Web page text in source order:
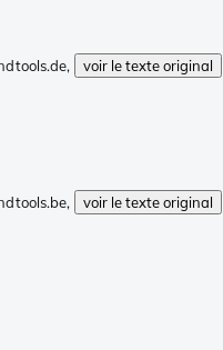
voir le texte original
voir le texte original